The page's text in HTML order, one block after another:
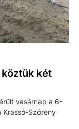
köztük két
vasárnap a 6-
Szörény